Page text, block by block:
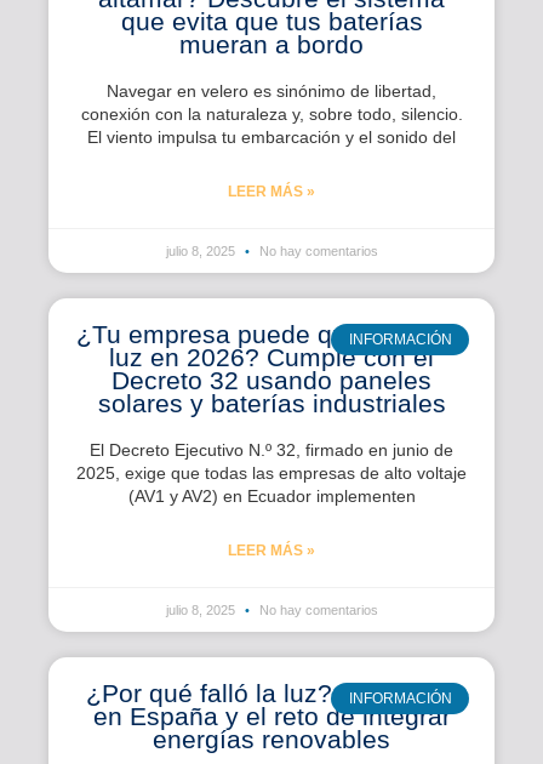
que evita que tus baterías
mueran a bordo
Navegar en velero es sinónimo de libertad,
conexión con la naturaleza y, sobre todo, silencio.
El viento impulsa tu embarcación y el sonido del
LEER MÁS »
julio 8, 2025 No hay comentarios
INFORMACIÓN
¿Tu empresa puede quedarse sin
luz en 2026? Cumple con el
Decreto 32 usando paneles
solares y baterías industriales
El Decreto Ejecutivo N.º 32, firmado en junio de
2025, exige que todas las empresas de alto voltaje
(AV1 y AV2) en Ecuador implementen
LEER MÁS »
julio 8, 2025 No hay comentarios
INFORMACIÓN
¿Por qué falló la luz? El apagón
en España y el reto de integrar
energías renovables